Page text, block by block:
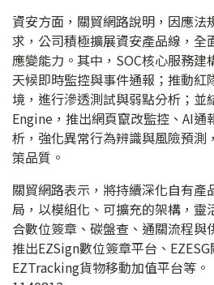
資安方面，關貿網路說明，因應法
求，公司積極擴展資安產品線，全
應變能力。其中，SOC核心服務
天候即時監控與事件通報；推動紅
境，進行滲透測試與弱點分析；並
Engine，推出網頁竄改監控、AI通
析，強化異常行為辨識與風險預測
策品質。
關貿網路表示，將持續深化自有產
局，以模組化、可擴充的架構，靈
合數位簽章、碳盤查、通關流程與
推出EZSign數位簽章平台、
EZTracking貨物移動加值平台等。